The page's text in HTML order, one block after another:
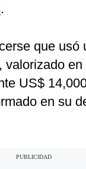
.
que usó
valorizado en
US$
en su